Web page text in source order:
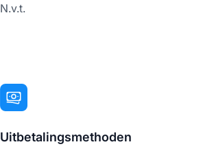
N.v.t.
Uitbetalingsmethoden